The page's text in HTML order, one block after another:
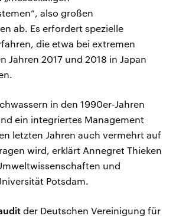
also großen
ab. Es erfordert spezielle
die etwa bei extremen
Jahren 2017 und 2018 in Japan
in den 1990er-Jahren
ein integriertes Management
letzten Jahren auch vermehrt auf
wird, erklärt Annegret Thieken
und
Potsdam.
der Deutschen Vereinigung für